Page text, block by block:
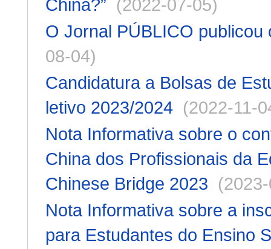
China?” (2022-07-05)
O Jornal PÚBLICO publicou
08-04)
Candidatura a Bolsas de
letivo 2023/2024 (2022-11-
Nota Informativa sobre o
China dos Profissionais da
Chinese Bridge 2023
Nota Informativa sobre a
para Estudantes do Ensino